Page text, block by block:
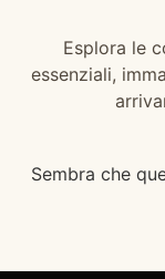
Esplora le
essenziali,
Sembra che